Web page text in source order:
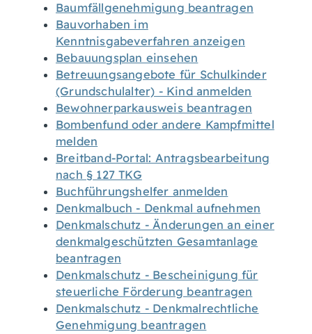
Baumfällgenehmigung beantragen
Bauvorhaben im
Kenntnisgabeverfahren anzeigen
Bebauungsplan einsehen
Betreuungsangebote für Schulkinder
(Grundschulalter) - Kind anmelden
Bewohnerparkausweis beantragen
Bombenfund oder andere Kampfmittel
melden
Breitband-Portal: Antragsbearbeitung
nach § 127 TKG
Buchführungshelfer anmelden
Denkmalbuch - Denkmal aufnehmen
Denkmalschutz - Änderungen an einer
denkmalgeschützten Gesamtanlage
beantragen
Denkmalschutz - Bescheinigung für
steuerliche Förderung beantragen
Denkmalschutz - Denkmalrechtliche
Genehmigung beantragen